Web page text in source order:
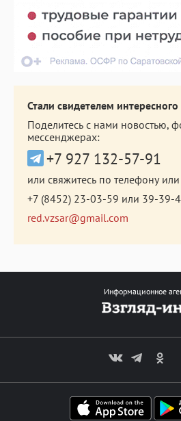
Стали свидетелем
Поделитесь с нами новостью,
мессенджерах:
+7 927 132-57-91
или свяжитесь по телефону
+7 (8452) 23-03-59 или 39-39-
red.vzsar@gmail.com
Информационное